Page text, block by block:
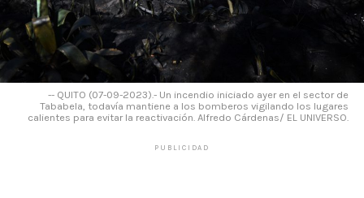
-- QUITO (07-09-2023).- Un incendio iniciado ayer en el sector de
Tababela, todavía mantiene a los bomberos vigilando los lugares
calientes para evitar la reactivación. Alfredo Cárdenas/ EL UNIVERSO.
PUBLICIDAD